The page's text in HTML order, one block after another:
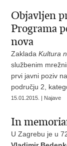
Objavljen
Programa
nova
ZakladaKultura
službenim
prvi javni poziv
području 2,
15.01.2015. | Najave
In
U Zagrebu je u